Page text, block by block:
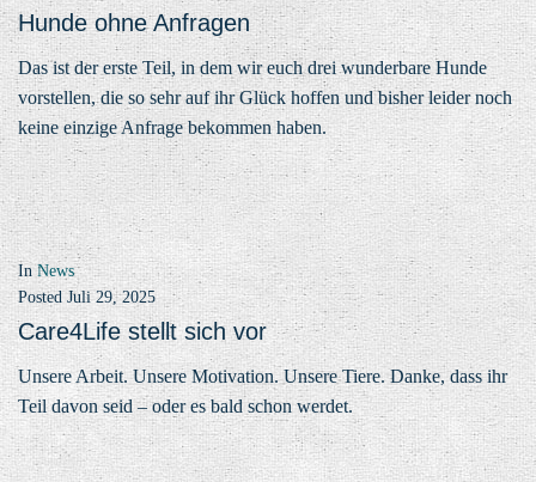
Hunde ohne Anfragen
Das ist der erste Teil, in dem wir euch drei wunderbare Hunde
vorstellen, die so sehr auf ihr Glück hoffen und bisher leider noch
keine einzige Anfrage bekommen haben.
InNews
PostedJuli 29, 2025
Care4Life stellt sich vor
Unsere Arbeit. Unsere Motivation. Unsere Tiere. Danke, dass ihr
Teil davon seid – oder es bald schon werdet.